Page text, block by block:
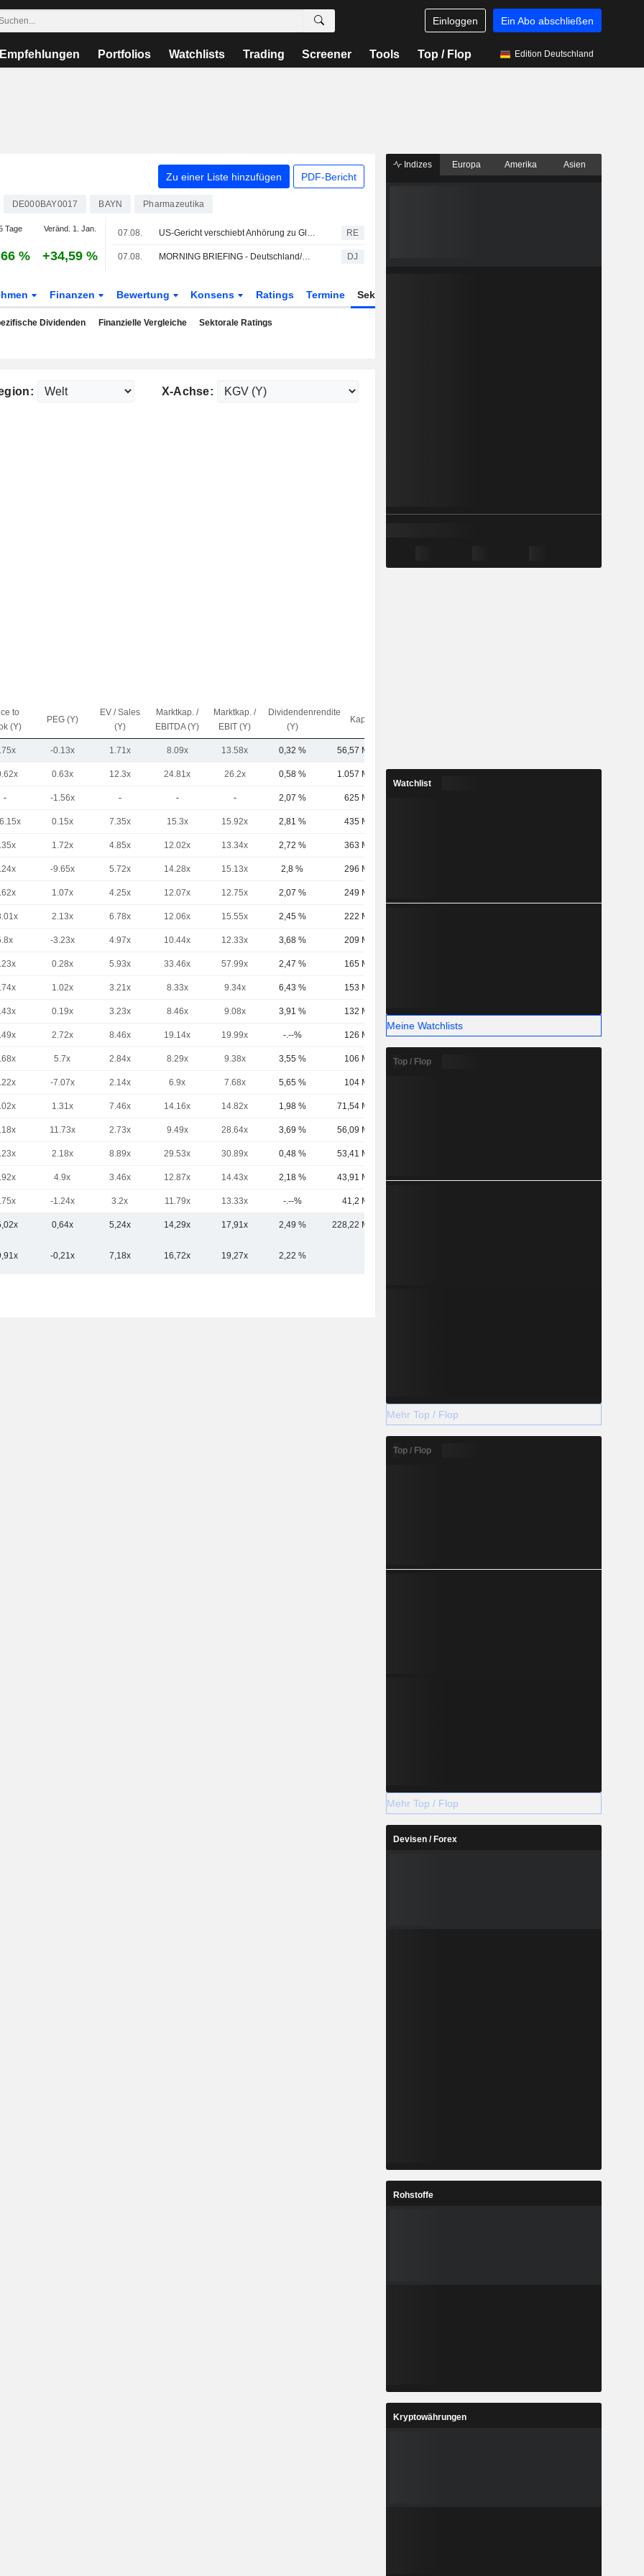
Einloggen Ein Abo abschließen
Empfehlungen Portfolios Watchlists Trading Screener Tools Top / Flop Edition Deutschland
Zu einer Liste hinzufügen PDF-Bericht
DE000BAY0017 BAYN Pharmazeutika
Tage Veränd. 1. Jan.
% +34,59 %
07.08. US-Gericht verschiebt Anhörung zu Glyphosat-Vergleich von Bayer RE
07.08. MORNING BRIEFING - Deutschland/Europa -2- DJ
Finanzen Bewertung Konsens Ratings Termine Sektor
Dividenden Finanzielle Vergleiche Sektorale Ratings
X-Achse:
to
(Y)
PEG (Y)
EV / Sales
(Y)
Marktkap. /
EBITDA (Y)
Marktkap. /
EBIT (Y)
Dividendenrendite
(Y)
Kap.($)
-0.13x 1.71x 8.09x 13.58x 0,32 % 56,57 Mrd.
0.63x 12.3x 24.81x 26.2x 0,58 % 1.057 Mrd.
- -1.56x - - - 2,07 % 625 Mrd.
0.15x 7.35x 15.3x 15.92x 2,81 % 435 Mrd.
1.72x 4.85x 12.02x 13.34x 2,72 % 363 Mrd.
-9.65x 5.72x 14.28x 15.13x 2,8 % 296 Mrd.
1.07x 4.25x 12.07x 12.75x 2,07 % 249 Mrd.
2.13x 6.78x 12.06x 15.55x 2,45 % 222 Mrd.
-3.23x 4.97x 10.44x 12.33x 3,68 % 209 Mrd.
0.28x 5.93x 33.46x 57.99x 2,47 % 165 Mrd.
1.02x 3.21x 8.33x 9.34x 6,43 % 153 Mrd.
0.19x 3.23x 8.46x 9.08x 3,91 % 132 Mrd.
2.72x 8.46x 19.14x 19.99x -.--% 126 Mrd.
5.7x 2.84x 8.29x 9.38x 3,55 % 106 Mrd.
-7.07x 2.14x 6.9x 7.68x 5,65 % 104 Mrd.
1.31x 7.46x 14.16x 14.82x 1,98 % 71,54 Mrd.
11.73x 2.73x 9.49x 28.64x 3,69 % 56,09 Mrd.
2.18x 8.89x 29.53x 30.89x 0,48 % 53,41 Mrd.
4.9x 3.46x 12.87x 14.43x 2,18 % 43,91 Mrd.
-1.24x 3.2x 11.79x 13.33x -.--% 41,2 Mrd.
0,64x 5,24x 14,29x 17,91x 2,49 % 228,22 Mrd.
-0,21x 7,18x 16,72x 19,27x 2,22 %
Indizes Europa Amerika Asien
Watchlist
Meine Watchlists
Top / Flop
Mehr Top / Flop
Top / Flop
Mehr Top / Flop
Devisen / Forex
Rohstoffe
Kryptowährungen